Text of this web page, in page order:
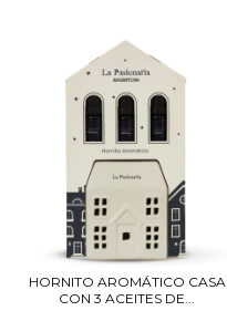
HORNITO AROMÁTICO CASA
CON 3 ACEITES DE...